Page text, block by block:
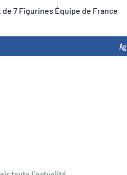
7 Figurines Équipe de France